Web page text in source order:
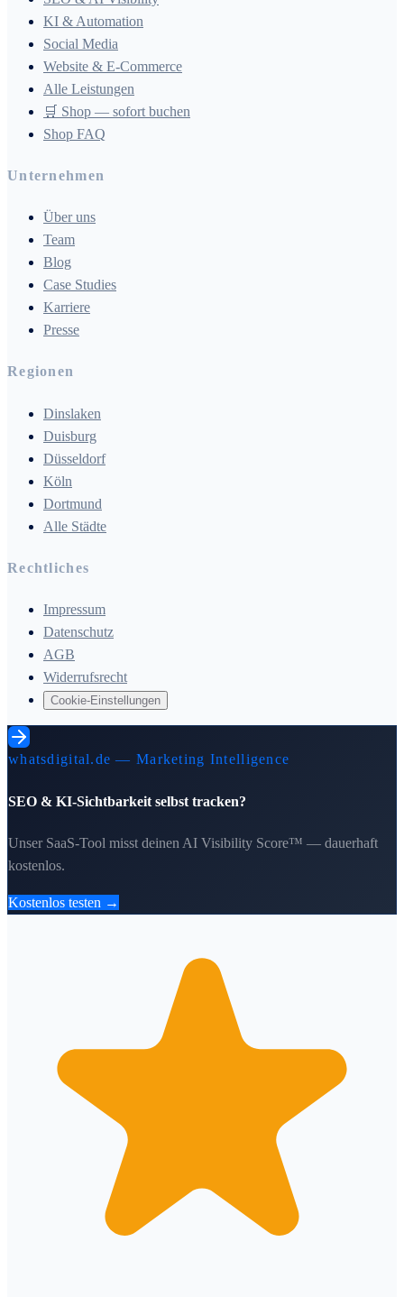
KI & Automation
Social Media
Website & E-Commerce
Alle Leistungen
🛒 Shop — sofort buchen
Shop FAQ
Unternehmen
Über uns
Team
Blog
Case Studies
Karriere
Presse
Regionen
Dinslaken
Duisburg
Düsseldorf
Köln
Dortmund
Alle Städte
Rechtliches
Impressum
Datenschutz
AGB
Widerrufsrecht
Cookie-Einstellungen
whatsdigital.de — Marketing Intelligence
SEO & KI-Sichtbarkeit selbst tracken?
Unser SaaS-Tool misst deinen AI Visibility Score™ — dauerhaft
kostenlos.
Kostenlos testen →